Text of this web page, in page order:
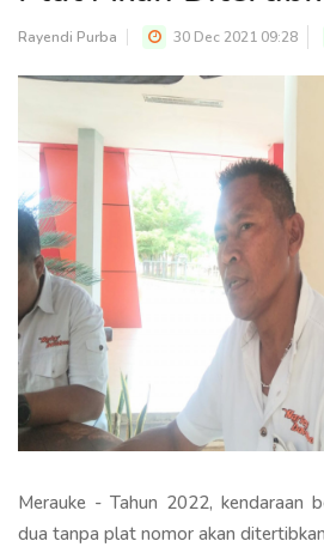
Rayendi Purba 30 Dec 2021 09:28
Merauke - Tahun 2022, kendaraan
dua tanpa plat nomor akan